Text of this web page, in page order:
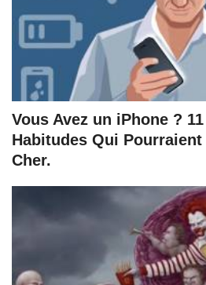
Vous Avez un iPhone ?
Habitudes Qui
Cher.